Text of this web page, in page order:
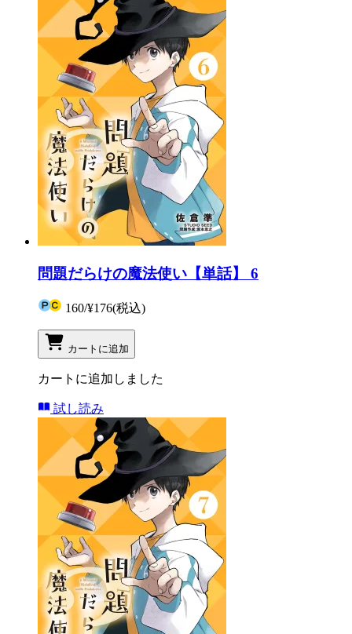
問題だらけの魔法使い【単話】 6
160/¥176(税込)
カートに追加
カートに追加しました
試し読み